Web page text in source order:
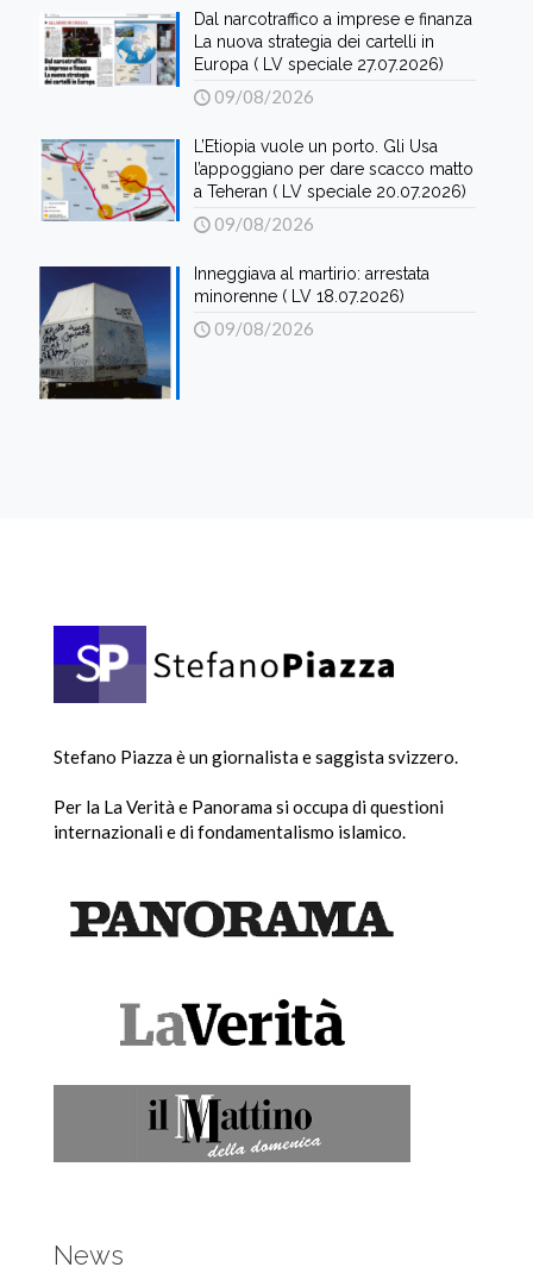
Dal narcotraffico a imprese e finanza
La nuova strategia dei cartelli in
Europa ( LV speciale 27.07.2026)
09/08/2026
L’Etiopia vuole un porto. Gli Usa
l’appoggiano per dare scacco matto
a Teheran ( LV speciale 20.07.2026)
09/08/2026
Inneggiava al martirio: arrestata
minorenne ( LV 18.07.2026)
09/08/2026
Stefano Piazza è un giornalista e saggista svizzero.
Per la La Verità e Panorama si occupa di questioni
internazionali e di fondamentalismo islamico.
News